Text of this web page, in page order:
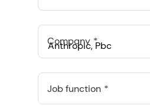
Company
548 Market St Pmb 90375,
Job function